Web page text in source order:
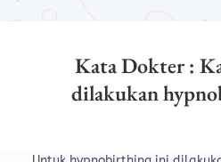
Kata Dokter :
dilakukan